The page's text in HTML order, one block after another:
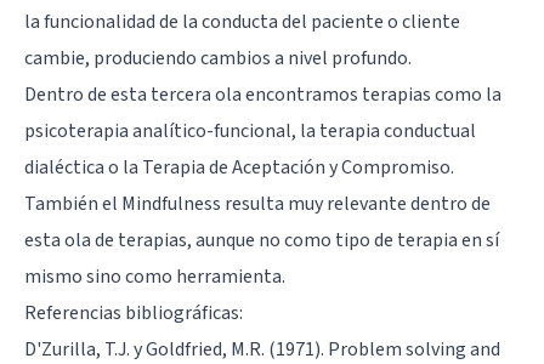
la funcionalidad de la conducta del paciente o cliente
cambie, produciendo cambios a nivel profundo.
Dentro de esta tercera ola encontramos terapias como la
psicoterapia analítico-funcional, la terapia conductual
dialéctica o la Terapia de Aceptación y Compromiso.
También el Mindfulness resulta muy relevante dentro de
esta ola de terapias, aunque no como tipo de terapia en sí
mismo sino como herramienta.
Referencias bibliográficas:
D'Zurilla, T.J. y Goldfried, M.R. (1971). Problem solving and